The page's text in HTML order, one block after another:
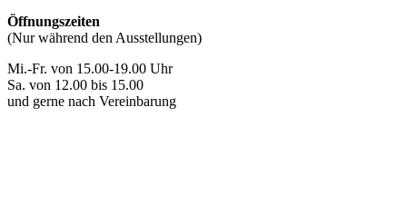
Öffnungszeiten
(Nur während den Ausstellungen)
Mi.-Fr. von 15.00-19.00 Uhr
Sa. von 12.00 bis 15.00
und gerne nach Vereinbarung